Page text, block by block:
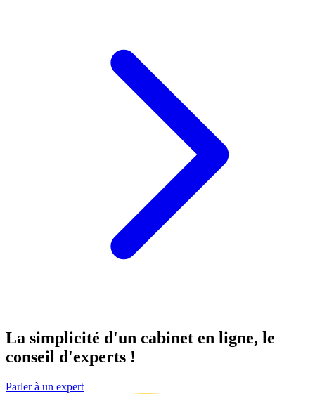
La simplicité d'un cabinet en ligne, le
conseil d'experts !
Parler à un expert